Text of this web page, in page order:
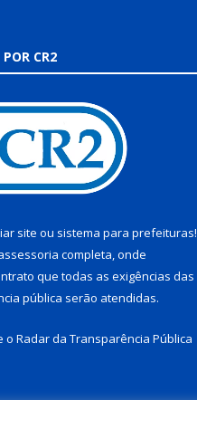
CR2
site ou sistema para prefeituras!
completa, onde
que todas as exigências das
pública serão atendidas.
o Radar da Transparência Pública